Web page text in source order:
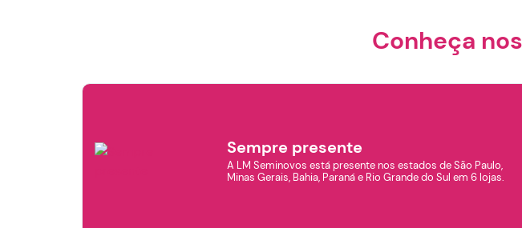
Conheça
Sempre presente
A LM Seminovos está presente nos estados de São Paulo,
Minas Gerais, Bahia, Paraná e Rio Grande do Sul em 6 lojas.